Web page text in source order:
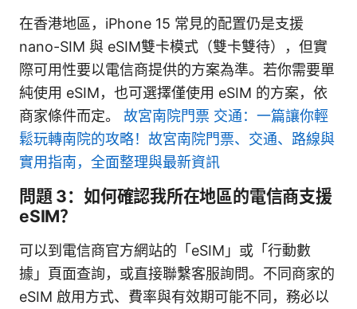
在香港地區，iPhone 15 常見的配置仍是支援
nano-SIM 與 eSIM雙卡模式（雙卡雙待），但實
際可用性要以電信商提供的方案為準。若你需要單
純使用 eSIM，也可選擇僅使用 eSIM 的方案，依
商家條件而定。 故宮南院門票 交通：一篇讓你輕
鬆玩轉南院的攻略！故宮南院門票、交通、路線與
實用指南，全面整理與最新資訊
問題 3：如何確認我所在地區的電信商支援
eSIM？
可以到電信商官方網站的「eSIM」或「行動數
據」頁面查詢，或直接聯繫客服詢問。不同商家的
eSIM 啟用方式、費率與有效期可能不同，務必以